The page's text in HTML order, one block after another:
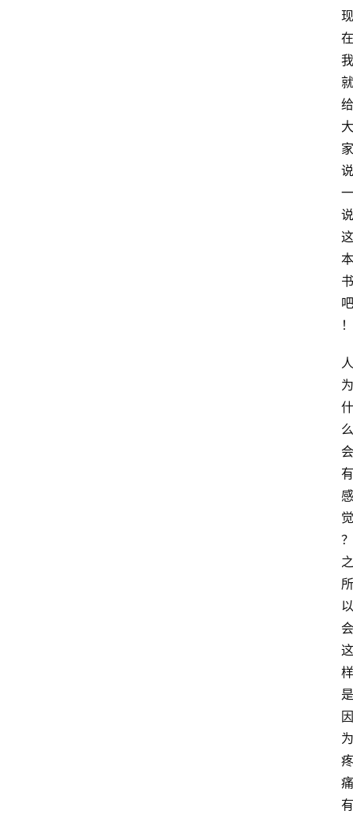
现
在
我
就
给
大
家
说
一
说
这
本
书
吧
！
人
为
什
么
会
有
感
觉
？
之
所
以
会
这
样
是
因
为
疼
痛
有